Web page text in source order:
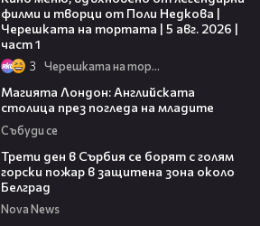
филми и творци от Поли Недкова |
Черешката на тортата | 5 авг. 2026 |
част 1
3 Черешката на тортата
Магията Лондон: Английската
столица през погледа на младите
Събуди се
Трети ден в Сърбия се борят с голям
горски пожар в защитена зона около
Белград
Nova News